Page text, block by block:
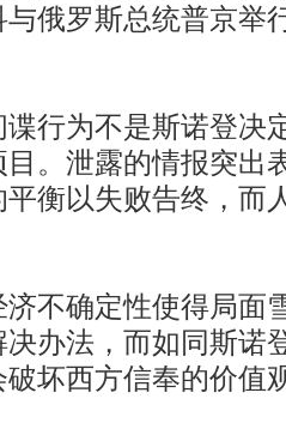
俄罗斯总统普京举
为不是斯诺登决
。泄露的情报突出
衡以失败告终，而
确定性使得局面
办法，而如同斯诺
坏西方信奉的价值